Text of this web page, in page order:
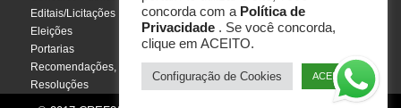
Editais/Licitações
Eleições
Portarias
Recomendações, Pareceres e Notas
Resoluções
concorda com a Política de
Privacidade . Se você concorda,
clique em ACEITO.
Configuração de Cookies ACEITO